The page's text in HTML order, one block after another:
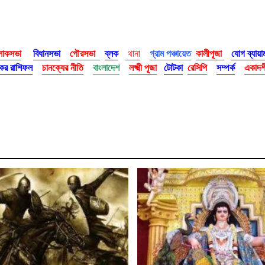
বিধানসভা পৌরসভা ব্লক থানা গ্রাম পঞ্চায়েত কালীপূজা
যোগ
রাশিফল
চানক্যের নীতি বাংলাদেশ লক্ষ্মী পূজা টোটকা রেসিপি সম্পর্ক